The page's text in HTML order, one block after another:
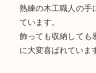
熟練の木工職人の手
ています。
飾っても収納しても
に大変喜ばれていま